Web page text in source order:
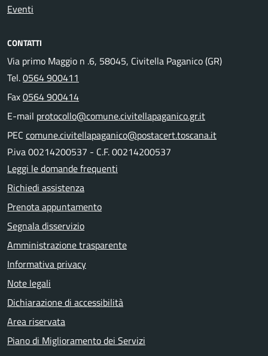
Eventi
CONTATTI
Via primo Maggio n .6, 58045, Civitella Paganico (GR)
Tel.0564 900411
Fax0564 900414
E-mail protocollo@comune.civitellapaganico.gr.it
PEC comune.civitellapaganico@postacert.toscana.it
P.iva 00214200537 - C.F. 00214200537
Leggi le domande frequenti
Richiedi assistenza
Prenota appuntamento
Segnala disservizio
Amministrazione trasparente
Informativa privacy
Note legali
Dichiarazione di accessibilità
Area riservata
Piano di Miglioramento dei Servizi